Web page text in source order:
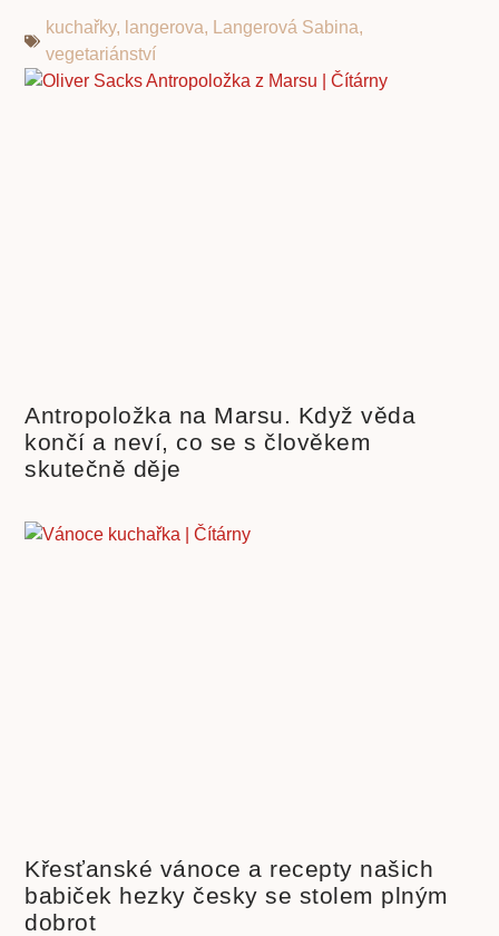
kuchařky, langerova, Langerová Sabina,
vegetariánství
Antropoložka na Marsu. Když věda
končí a neví, co se s člověkem
skutečně děje
Křesťanské vánoce a recepty našich
babiček hezky česky se stolem plným
dobrot